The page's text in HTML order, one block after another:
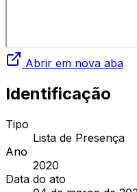
Abrir em nova aba
Identificação
Tipo
Lista de Presença
Ano
2020
Data do ato